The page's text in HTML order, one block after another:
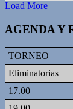
Load More
AGENDA Y
TORNEO
Eliminatorias
17.00